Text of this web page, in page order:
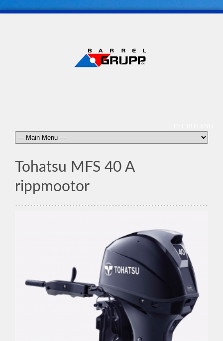
Tohatsu MFS 40 A
rippmootor